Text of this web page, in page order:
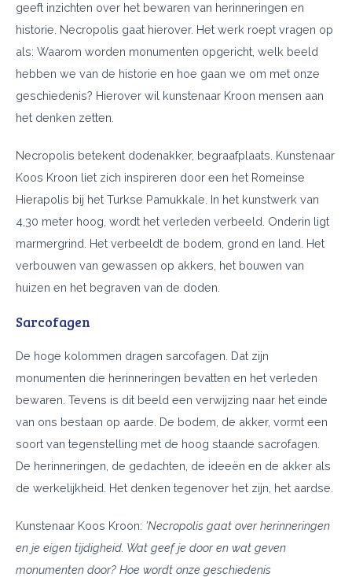
geeft inzichten over het bewaren van herinneringen en
historie. Necropolis gaat hierover. Het werk roept vragen op
als: Waarom worden monumenten opgericht, welk beeld
hebben we van de historie en hoe gaan we om met onze
geschiedenis? Hierover wil kunstenaar Kroon mensen aan
het denken zetten.
Necropolis betekent dodenakker, begraafplaats. Kunstenaar
Koos Kroon liet zich inspireren door een het Romeinse
Hierapolis bij het Turkse Pamukkale. In het kunstwerk van
4,30 meter hoog, wordt het verleden verbeeld. Onderin ligt
marmergrind. Het verbeeldt de bodem, grond en land. Het
verbouwen van gewassen op akkers, het bouwen van
huizen en het begraven van de doden.
Sarcofagen
De hoge kolommen dragen sarcofagen. Dat zijn
monumenten die herinneringen bevatten en het verleden
bewaren. Tevens is dit beeld een verwijzing naar het einde
van ons bestaan op aarde. De bodem, de akker, vormt een
soort van tegenstelling met de hoog staande sacrofagen.
De herinneringen, de gedachten, de ideeën en de akker als
de werkelijkheid. Het denken tegenover het zijn, het aardse.
Kunstenaar Koos Kroon: 'Necropolis gaat over herinneringen
en je eigen tijdigheid. Wat geef je door en wat geven
monumenten door? Hoe wordt onze geschiedenis